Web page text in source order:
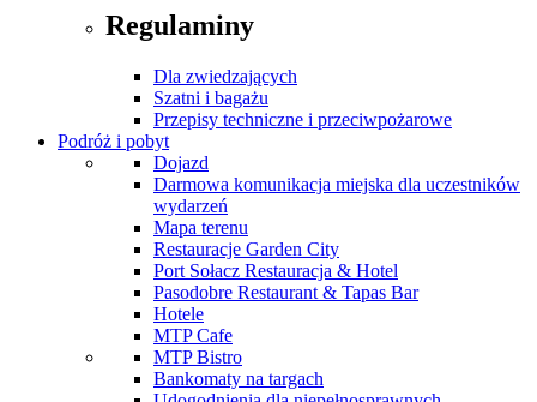
Regulaminy
Dla zwiedzających
Szatni i bagażu
Przepisy techniczne i przeciwpożarowe
Podróż i pobyt
Dojazd
Darmowa komunikacja miejska dla uczestników
wydarzeń
Mapa terenu
Restauracje Garden City
Port Sołacz Restauracja & Hotel
Pasodobre Restaurant & Tapas Bar
Hotele
MTP Cafe
MTP Bistro
Bankomaty na targach